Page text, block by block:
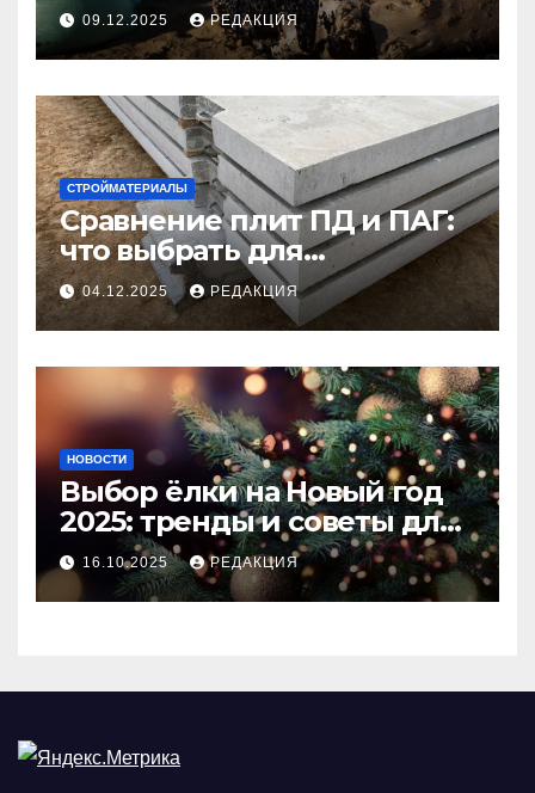
09.12.2025 РЕДАКЦИЯ
СТРОЙМАТЕРИАЛЫ
Сравнение плит ПД и ПАГ:
что выбрать для
долговечного и прочного
покрытия
04.12.2025 РЕДАКЦИЯ
НОВОСТИ
Выбор ёлки на Новый год
2025: тренды и советы для
идеального праздника
16.10.2025 РЕДАКЦИЯ